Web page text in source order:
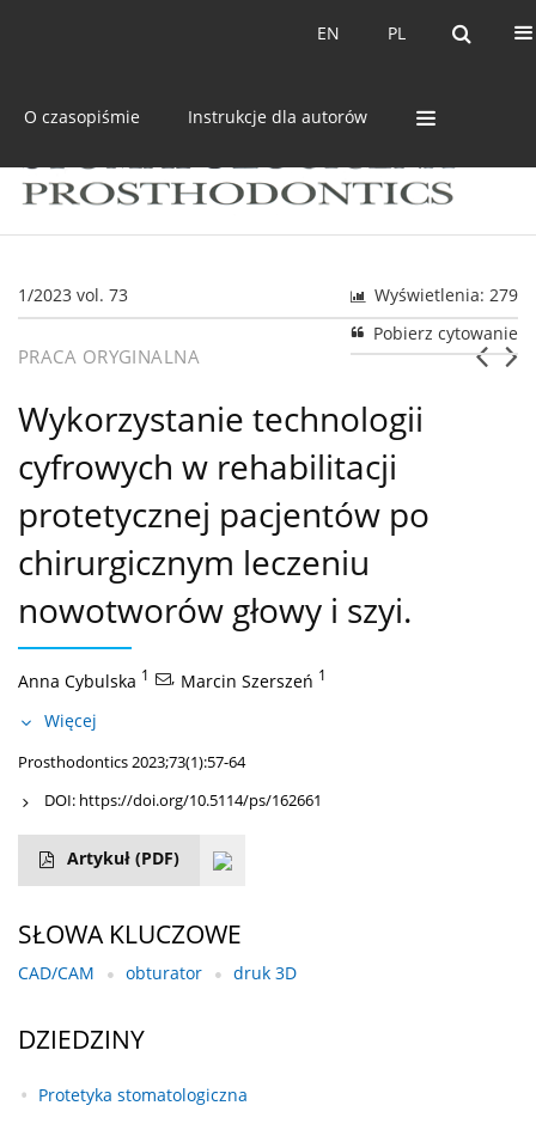
PL
EN PL
EN
O czasopiśmie Instrukcje dla autorów
1/2023 vol. 73
Wyświetlenia: 279
Pobierz cytowanie
PRACA ORYGINALNA
Wykorzystanie technologii
cyfrowych w rehabilitacji
protetycznej pacjentów po
chirurgicznym leczeniu
nowotworów głowy i szyi.
Anna Cybulska 1 , Marcin Szerszeń 1
Więcej
Prosthodontics 2023;73(1):57-64
DOI: https://doi.org/10.5114/ps/162661
Artykuł (PDF)
SŁOWA KLUCZOWE
CAD/CAM obturator druk 3D
DZIEDZINY
Protetyka stomatologiczna